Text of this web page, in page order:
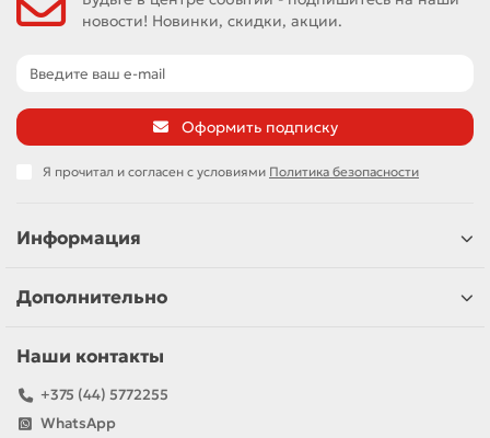
новости! Новинки, скидки, акции.
Оформить подписку
Я прочитал и согласен с условиями Политика безопасности
Информация
Дополнительно
Наши контакты
+375 (44) 5772255
WhatsApp